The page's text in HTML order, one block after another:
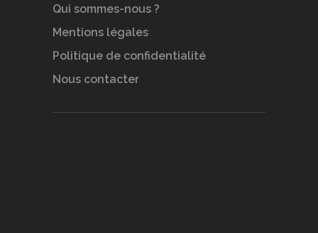
Qui sommes-nous ?
Mentions légales
Politique de confidentialité
Nous contacter